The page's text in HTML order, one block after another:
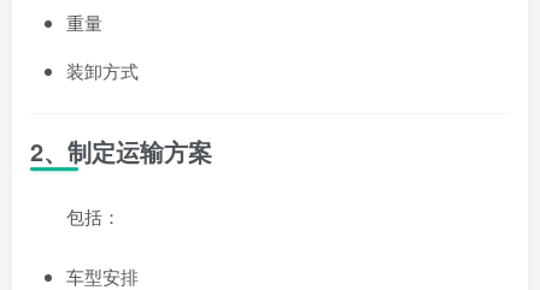
重量
装卸方式
2、制定运输方案
包括：
车型安排